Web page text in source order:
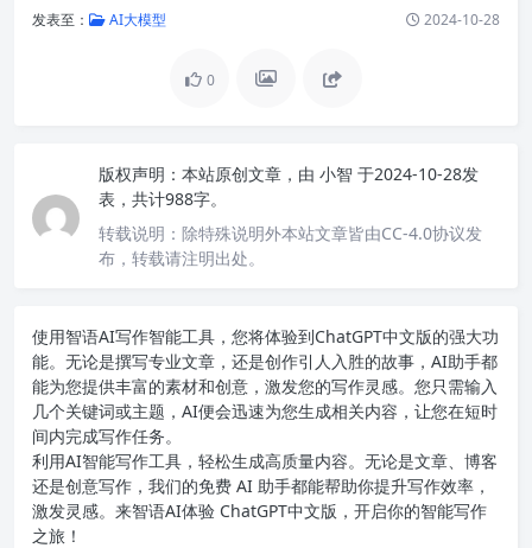
发表至： AI大模型 2024-10-28
0
版权声明： 本站原创文章，由 小智 于2024-10-28发
表，共计988字。
转载说明： 除特殊说明外本站文章皆由CC-4.0协议发
布，转载请注明出处。
使用智语AI写作智能工具，您将体验到ChatGPT中文版的强大功
能。无论是撰写专业文章，还是创作引人入胜的故事，AI助手都
能为您提供丰富的素材和创意，激发您的写作灵感。您只需输入
几个关键词或主题，AI便会迅速为您生成相关内容，让您在短时
间内完成写作任务。
利用AI智能写作工具，轻松生成高质量内容。无论是文章、博客
还是创意写作，我们的免费 AI 助手都能帮助你提升写作效率，
激发灵感。来智语AI体验 ChatGPT中文版 ，开启你的智能写作
之旅！